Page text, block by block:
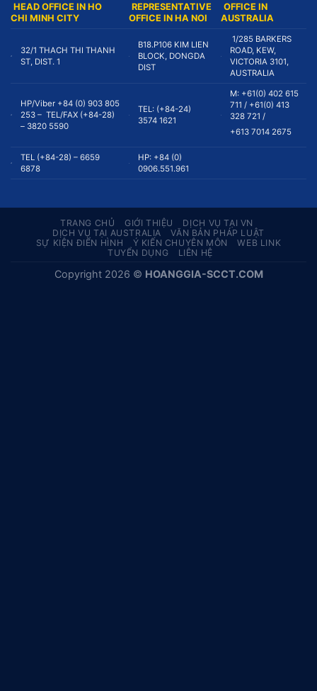
HEAD OFFICE IN HO
CHI MINH CITY
REPRESENTATIVE
OFFICE IN HA NOI
OFFICE IN
AUSTRALIA
32/1 THACH THI THANH
ST, DIST. 1
B18.P106 KIM LIEN
BLOCK, DONGDA
DIST
1/285 BARKERS
ROAD, KEW,
VICTORIA 3101,
AUSTRALIA
HP/Viber +84 (0) 903 805
253 – TEL/FAX (+84-28)
– 3820 5590
TEL: (+84-24)
3574 1621
M: +61(0) 402 615
711 / +61(0) 413
328 721 /
+613 7014 2675
TEL (+84-28) – 6659
6878
HP: +84 (0)
0906.551.961
TRANG CHỦ GIỚI THIỆU
DỊCH VỤ TẠI VN
DỊCH VỤ TẠI AUSTRALIA
VĂN BẢN PHÁP LUẬT
SỰ KIỆN ĐIỂN HÌNH
Ý KIẾN CHUYÊN MÔN
WEB LINK
TUYỂN DỤNG
LIÊN HỆ
Copyright 2026 © HOANGGIA-SCCT.COM